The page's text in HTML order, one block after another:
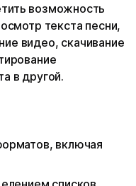
возможность
текста песни,
видео, скачивание
в другой.
включая